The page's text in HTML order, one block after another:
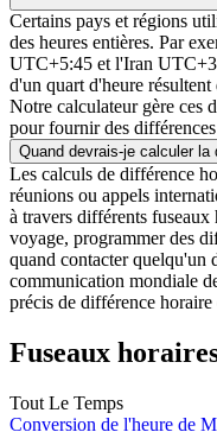
Certains pays et régions
des heures entières. Par
UTC+5:45 et l'Iran
d'un quart d'heure
Notre calculateur gère ces
pour fournir des
Quand devrais-je calculer
Les calculs de différence
réunions ou appels
à travers différents
voyage, programmer des
quand contacter quelqu'un
communication mondiale
précis de différence
Fuseaux
Tout Le Temps